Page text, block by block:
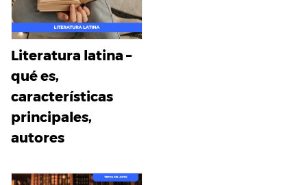
Literatura latina –
qué es,
características
principales,
autores